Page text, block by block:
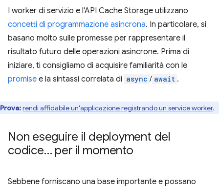
I worker di servizio e l'API Cache Storage utilizzano
concetti di programmazione asincrona. In particolare, si
basano molto sulle promesse per rappresentare il
risultato futuro delle operazioni asincrone. Prima di
iniziare, ti consigliamo di acquisire familiarità con le
promise e la sintassi correlata di async / await .
Prova:rendi affidabile un'applicazione registrando un service worker.
Non eseguire il deployment del
codice… per il momento
Sebbene forniscano una base importante e possano